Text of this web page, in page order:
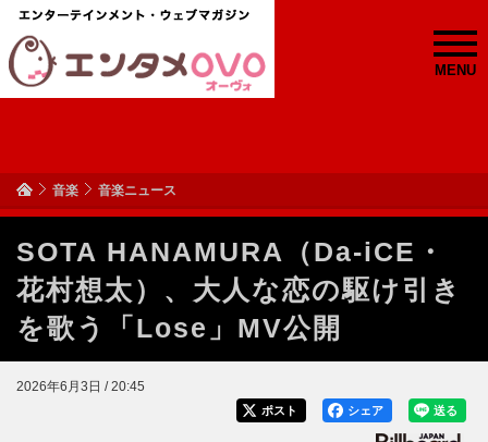
MENU
音楽 音楽ニュース
SOTA HANAMURA（Da-iCE・
花村想太）、大人な恋の駆け引き
を歌う「Lose」MV公開
2026年6月3日 / 20:45
送る
シェア
ポスト